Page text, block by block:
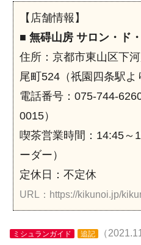
【店舗情報】
■ 無碍山房 サロン・ド
住所：京都市東山区下
尾町524（祇園四条駅よ
電話番号：075-744-
0015）
喫茶営業時間：14:45～
ーダー）
定休日：不定休
URL：https://kikunoi.jp/
ミシュランガイド 追記 （